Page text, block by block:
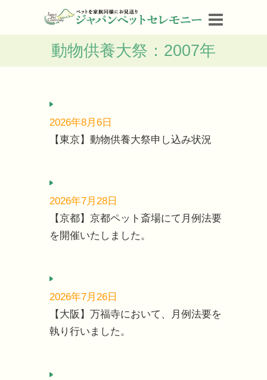
動物供養大祭：2007年
2026年8月6日
【東京】動物供養大祭申し込み状況
2026年7月28日
【京都】京都ペット斎場にて月例法要
を開催いたしました。
2026年7月26日
【大阪】万福寺において、月例法要を
執り行いました。